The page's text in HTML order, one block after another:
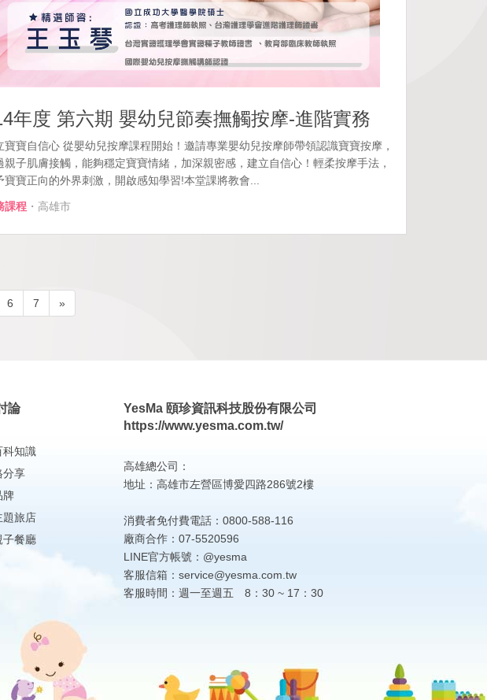
年度 第六期 嬰幼兒節奏撫觸按摩-進階實務
寶寶自信心 從嬰幼兒按摩課程開始！邀請專業嬰幼兒按摩師帶領認識寶寶按摩，
親子肌膚接觸，能夠穩定寶寶情緒，加深親密感，建立自信心！輕柔按摩手法，
寶寶正向的外界刺激，開啟感知學習!本堂課將教會...
課程 ・高雄市
6 7 »
論
科知識
分享
牌
題旅店
子餐廳
YesMa 頤珍資訊科技股份有限公司
https://www.yesma.com.tw/
高雄總公司：
地址：高雄市左營區博愛四路286號2樓
消費者免付費電話：0800-588-116
廠商合作：07-5520596
LINE官方帳號：@yesma
客服信箱：service@yesma.com.tw
客服時間：週一至週五 8：30 ~ 17：30